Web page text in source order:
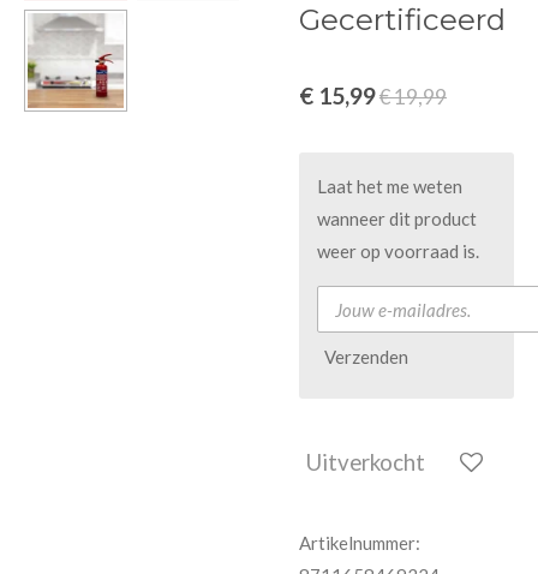
Gecertificeerd
€ 15,99€ 19,99
Laat het me weten
wanneer dit product
weer op voorraad is.
Verzenden
Uitverkocht
Artikelnummer: